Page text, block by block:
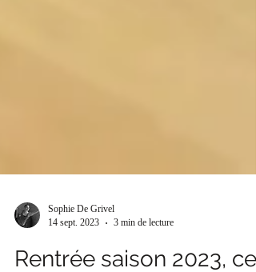
Sophie De Grivel
14 sept. 2023
3 min de lecture